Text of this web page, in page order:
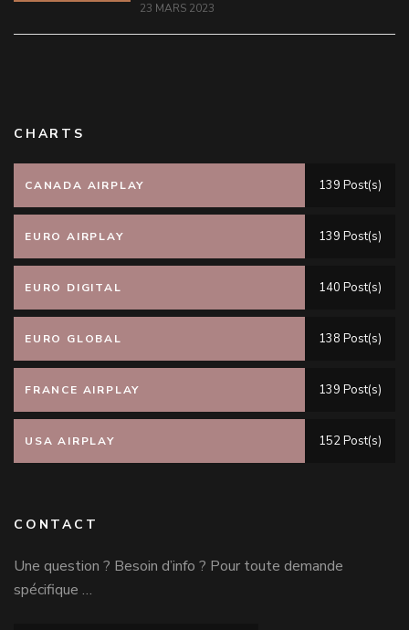
23 MARS 2023
CHARTS
CANADA AIRPLAY 139 Post(s)
EURO AIRPLAY 139 Post(s)
EURO DIGITAL 140 Post(s)
EURO GLOBAL 138 Post(s)
FRANCE AIRPLAY 139 Post(s)
USA AIRPLAY 152 Post(s)
CONTACT
Une question ? Besoin d’info ? Pour toute demande
spécifique …